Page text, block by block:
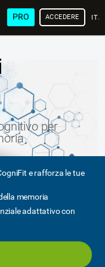
PRO ACCEDERE
per
e rafforza le tue
memoria
adattativo con